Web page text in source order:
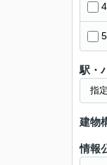
駅・
建物
情報